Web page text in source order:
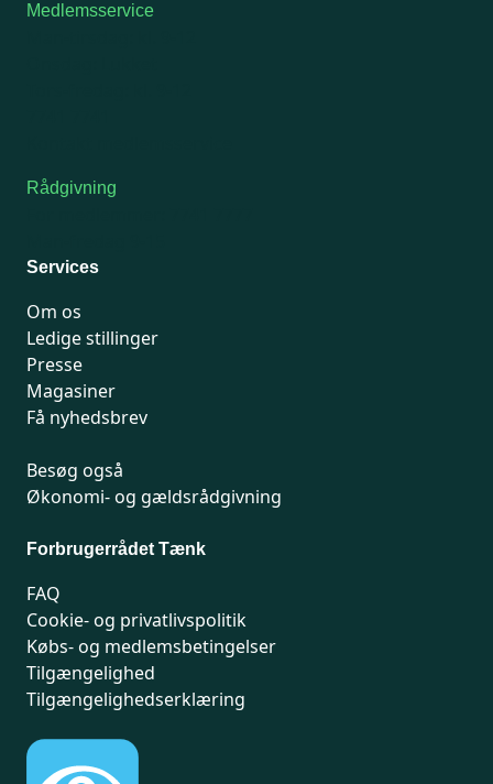
Medlemsservice
Rådgivning
Services
Om os
Ledige stillinger
Presse
Magasiner
Få nyhedsbrev
Besøg også
Økonomi- og gældsrådgivning
Forbrugerrådet Tænk
FAQ
Cookie- og privatlivspolitik
Købs- og medlemsbetingelser
Tilgængelighed
Tilgængelighedserklæring